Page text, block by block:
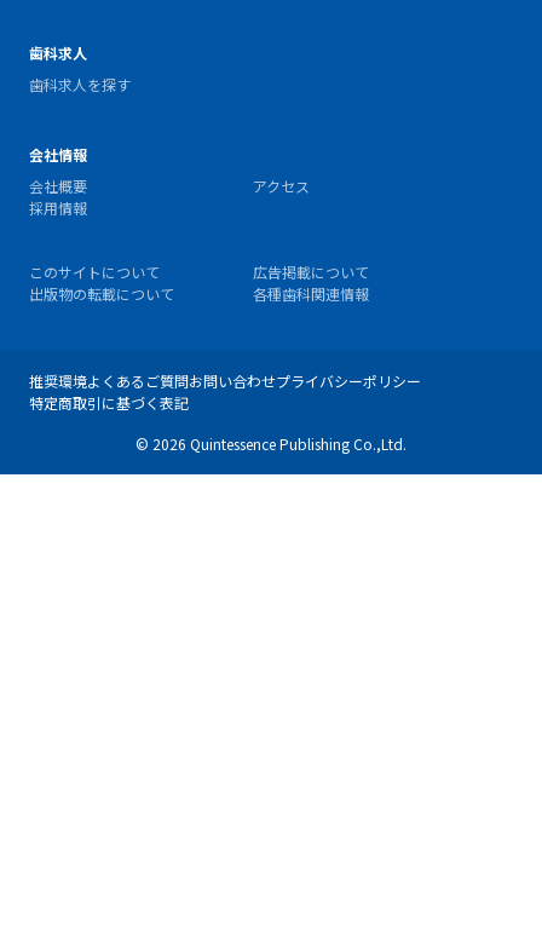
歯科求人
歯科求人を探す
会社情報
会社概要
アクセス
採用情報
このサイトについて
広告掲載について
出版物の転載について
各種歯科関連情報
推奨環境よくあるご質問お問い合わせプライバシーポリシー
特定商取引に基づく表記
© 2026 Quintessence Publishing Co.,Ltd.